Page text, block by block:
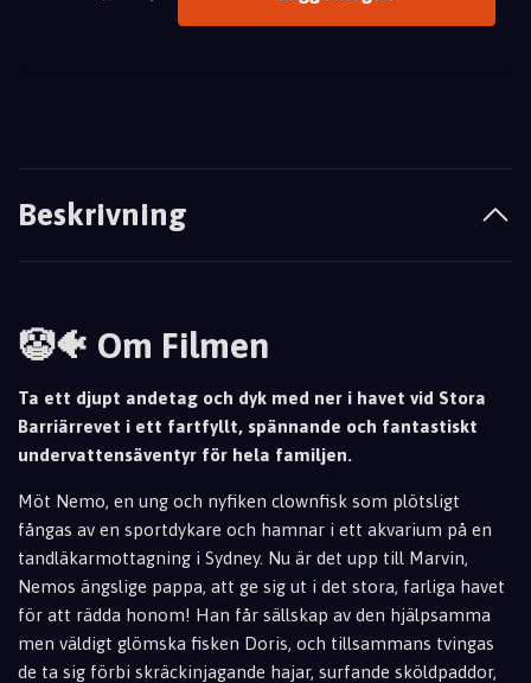
Beskrivning
🤡🐠 Om Filmen
Ta ett djupt andetag och dyk med ner i havet vid Stora
Barriärrevet i ett fartfyllt, spännande och fantastiskt
undervattensäventyr för hela familjen.
Möt Nemo, en ung och nyfiken clownfisk som plötsligt
fångas av en sportdykare och hamnar i ett akvarium på en
tandläkarmottagning i Sydney. Nu är det upp till Marvin,
Nemos ängslige pappa, att ge sig ut i det stora, farliga havet
för att rädda honom! Han får sällskap av den hjälpsamma
men väldigt glömska fisken Doris, och tillsammans tvingas
de ta sig förbi skräckinjagande hajar, surfande sköldpaddor,